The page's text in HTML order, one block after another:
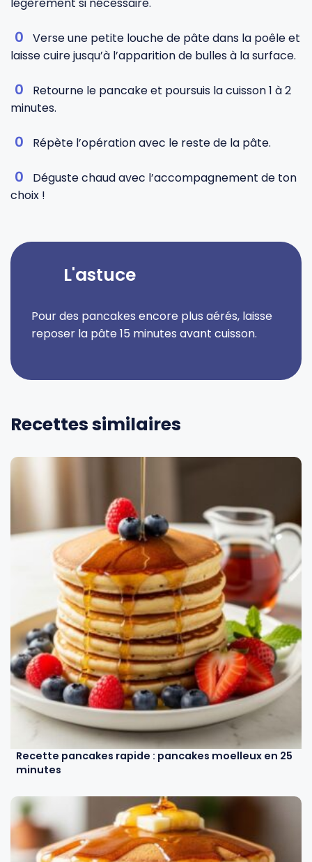
Verse une petite louche de pâte dans la poêle et
laisse cuire jusqu’à l’apparition de bulles à la surface.
Retourne le pancake et poursuis la cuisson 1 à 2
minutes.
Répète l’opération avec le reste de la pâte.
Déguste chaud avec l’accompagnement de ton
choix !
L'astuce
Pour des pancakes encore plus aérés, laisse
reposer la pâte 15 minutes avant cuisson.
Recettes similaires
Recette pancakes rapide : pancakes moelleux en 25
minutes